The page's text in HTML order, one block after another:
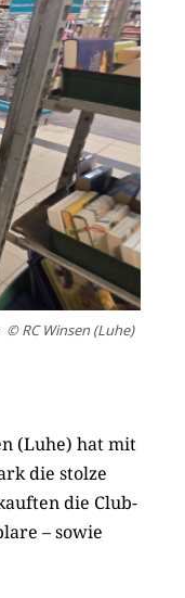
© RC Winsen (Luhe)
(Luhe) hat mit
die stolze
die Club-
– sowie